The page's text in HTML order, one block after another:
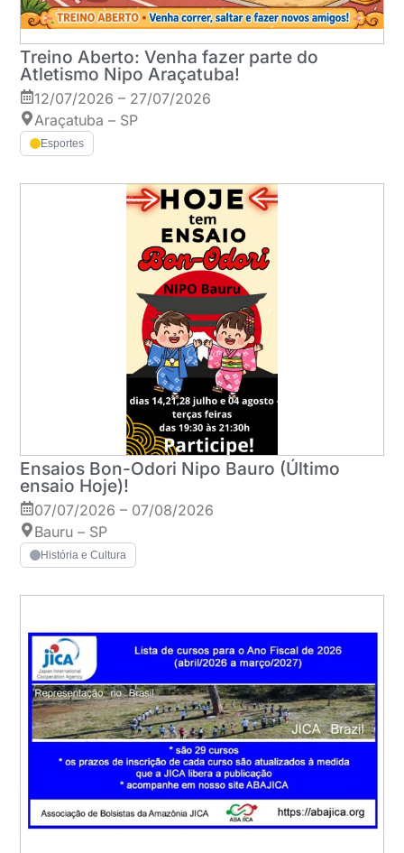
Treino Aberto: Venha fazer parte do
Atletismo Nipo Araçatuba!
12/07/2026 – 27/07/2026
Araçatuba – SP
Esportes
Ensaios Bon-Odori Nipo Bauro (Último
ensaio Hoje)!
07/07/2026 – 07/08/2026
Bauru – SP
História e Cultura